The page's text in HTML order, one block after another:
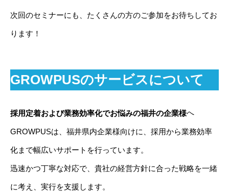
次回のセミナーにも、たくさんの方のご参加をお待ちしてお
ります！
GROWPUSのサービスについて
採用定着および業務効率化でお悩みの福井の企業様へ
GROWPUSは、福井県内企業様向けに、採用から業務効率
化まで幅広いサポートを行っています。
迅速かつ丁寧な対応で、貴社の経営方針に合った戦略を一緒
に考え、実行を支援します。